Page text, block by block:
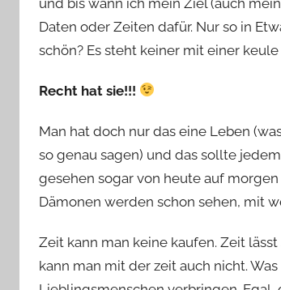
Daten oder Zeiten dafür. Nur so in
schön? Es steht keiner mit einer
Recht hat sie!!!
Man hat doch nur das eine Leben
so genau sagen) und das sollte
gesehen sogar von heute auf
Dämonen werden schon sehen, mit
Zeit kann man keine kaufen. Zeit
kann man mit der zeit auch nicht.